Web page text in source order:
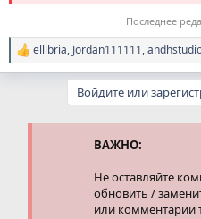
Последнее
Р
е
ellibria, Jordan111111,
Войдите или
ВАЖНО:
Не оставляйте
обновить /
или комментарии